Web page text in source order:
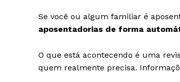
Se você ou algum familiar é
aposentadorias de forma
O que está acontecendo é uma
quem realmente precisa.